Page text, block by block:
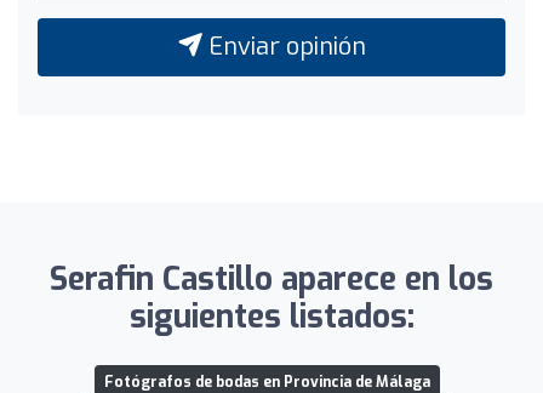
Enviar opinión
Serafin Castillo aparece en los
siguientes listados:
Fotógrafos de bodas en Provincia de Málaga